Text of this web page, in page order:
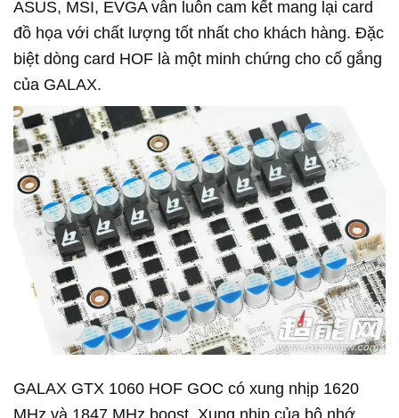
ASUS, MSI, EVGA vẫn luôn cam kết mang lại card
đồ họa với chất lượng tốt nhất cho khách hàng. Đặc
biệt dòng card HOF là một minh chứng cho cố gắng
của GALAX.
GALAX GTX 1060 HOF GOC có xung nhịp 1620
MHz và 1847 MHz boost. Xung nhịp của bộ nhớ